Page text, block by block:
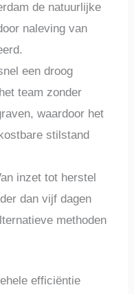
de natuurlijke
naleving van
een droog
team zonder
waardoor het
stilstand
inzet tot herstel
dan vijf dagen
methoden
efficiëntie